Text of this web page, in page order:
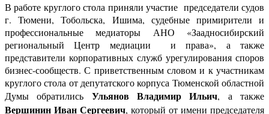
В работе круглого стола приняли участие председатели судов
г. Тюмени, Тобольска, Ишима, судебные примирители и
профессиональные медиаторы АНО «Заадносибирский
региональный Центр медиации и права», а также
представители корпоративных служб урегулирования споров
бизнес-сообществ. С приветственным словом и к участникам
круглого стола от депутатского корпуса Тюменской областной
Думы обратились Ульянов Владимир Ильич, а также
Вершинин Иван Сергеевич, который от имени председателя